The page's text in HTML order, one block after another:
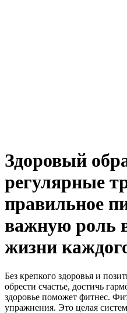
Здоровый
регулярные
правильное
важную роль
жизни
Без крепкого здоровья и
обрести счастье, достичь
здоровье поможет фитнес.
упражнения. Это целая